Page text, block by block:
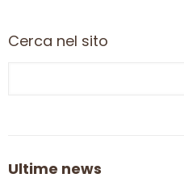
Cerca nel sito
Ultime news